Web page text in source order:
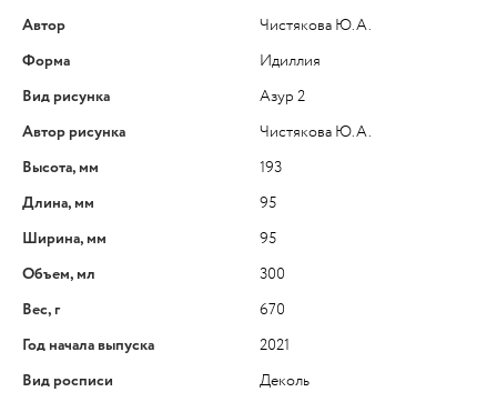
Автор
Чистякова Ю.А.
Форма
Идиллия
Вид рисунка
Азур 2
Автор рисунка
Чистякова Ю.А.
Высота, мм
193
Длина, мм
95
Ширина, мм
95
Объем, мл
300
Вес, г
670
Год начала выпуска
2021
Вид росписи
Деколь